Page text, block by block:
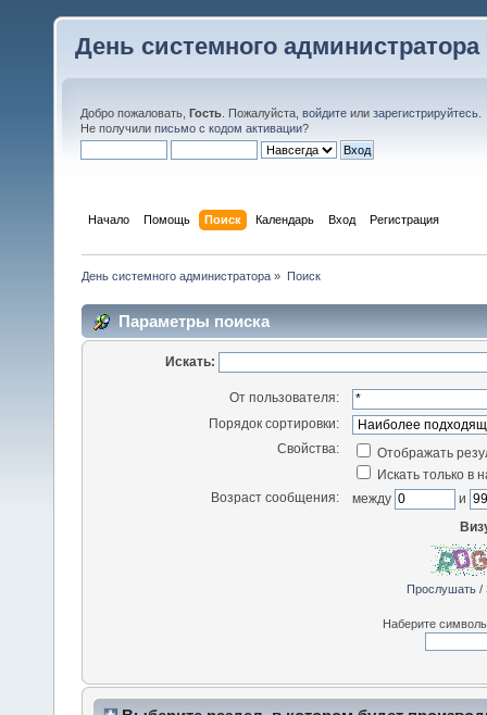
День системного администратора
Добро пожаловать, Гость . Пожалуйста, войдите или зарегистрируйтесь
Не получили письмо с кодом активации?
Начало Помощь Поиск Календарь Вход Регистрация
День системного администратора » Поиск
Параметры поиска
Искать:
От пользователя:
Порядок сортировки:
Свойства:
Отображать
Искать только в
Возраст сообщения:
между
и
Прослушать/
Наберите